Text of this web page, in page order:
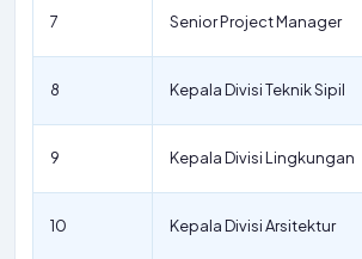
7 Senior Project Manager
8 Kepala Divisi Teknik Sipil
9 Kepala Divisi Lingkungan
10 Kepala Divisi Arsitektur